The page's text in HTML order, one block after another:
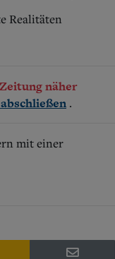
Realitäten
näher
.
mit einer